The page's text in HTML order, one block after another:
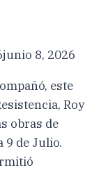
junio 8, 2026
este
Roy
obras de
9 de Julio.